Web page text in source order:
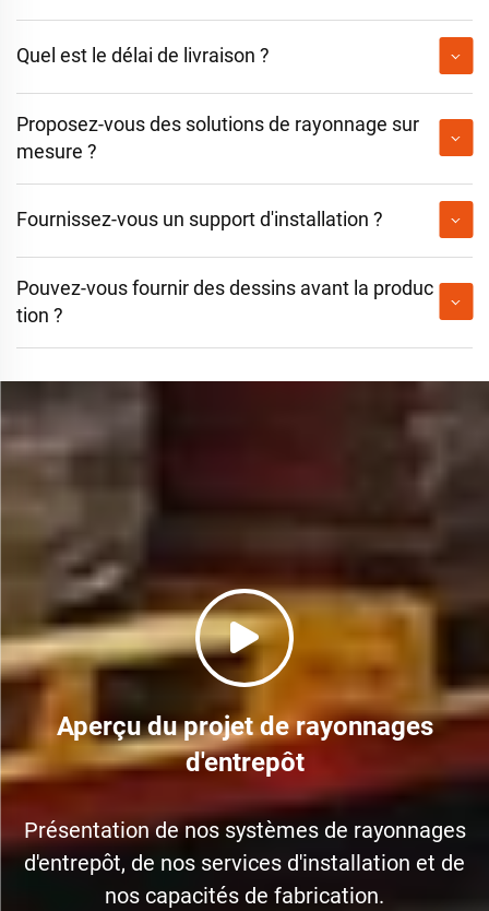
Quel est le délai de livraison ?
Proposez-vous des solutions de rayonnage sur
mesure ?
Fournissez-vous un support d'installation ?
Pouvez-vous fournir des dessins avant la produc
tion ?
Aperçu du projet de rayonnages
d'entrepôt
Présentation de nos systèmes de rayonnages
d'entrepôt, de nos services d'installation et de
nos capacités de fabrication.